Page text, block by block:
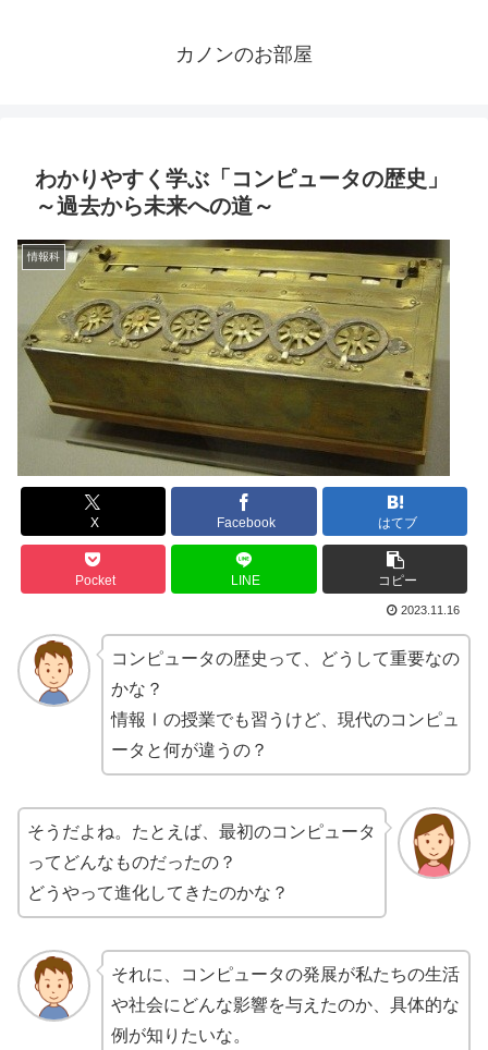
カノンのお部屋
わかりやすく学ぶ「コンピュータの歴史」
～過去から未来への道～
情報科
X Facebook はてブ
Pocket LINE コピー
2023.11.16
コンピュータの歴史って、どうして重要なの
かな？
情報Ⅰの授業でも習うけど、現代のコンピュ
ータと何が違うの？
そうだよね。たとえば、最初のコンピュータ
ってどんなものだったの？
どうやって進化してきたのかな？
それに、コンピュータの発展が私たちの生活
や社会にどんな影響を与えたのか、具体的な
例が知りたいな。